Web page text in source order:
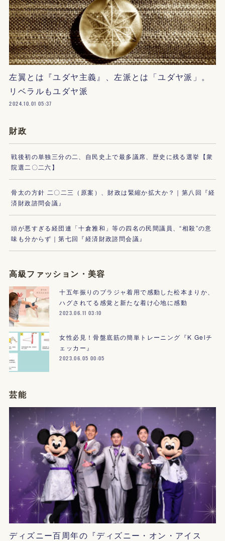
左翼とは『ユダヤ主義』、左派とは「ユダヤ派」。
リベラルもユダヤ派
2024.10.01 05:37
財政
戦後初の単独三分の二、自民史上で最多議席、歴史に残る選挙【衆
院選二〇二六】
骨太の方針 二〇二三（原案）、財政は緊縮か拡大か？｜第八回『経
済財政諮問会議』
頭が悪すぎる経団連「十倉雅和」等の四名の民間議員、“相殺”の意
味も分からず｜第七回『経済財政諮問会議』
高級ファッション・美容
十五年振りのブラジャ着用で感動した松本まりか、
ハグされてる感覚と新たな着け心地に感動
2023.06.11 03:10
女性必見！骨盤底筋の簡単トレーニング『K Gelチ
ェッカー』
2023.06.05 00:05
芸能
ディズニー百周年の『ディズニー・オン・アイス